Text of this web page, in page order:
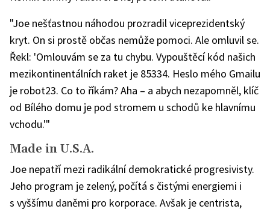
"Joe nešťastnou náhodou prozradil viceprezidentský
kryt. On si prostě občas nemůže pomoci. Ale omluvil se.
Řekl: 'Omlouvám se za tu chybu. Vypouštěcí kód našich
mezikontinentálních raket je 85334. Heslo mého Gmailu
je robot23. Co to říkám? Aha – a abych nezapomněl, klíč
od Bílého domu je pod stromem u schodů ke hlavnímu
vchodu.'"
Made in U.S.A.
Joe nepatří mezi radikální demokratické progresivisty.
Jeho program je zelený, počítá s čistými energiemi i
s vyššímu daněmi pro korporace. Avšak je centrista,